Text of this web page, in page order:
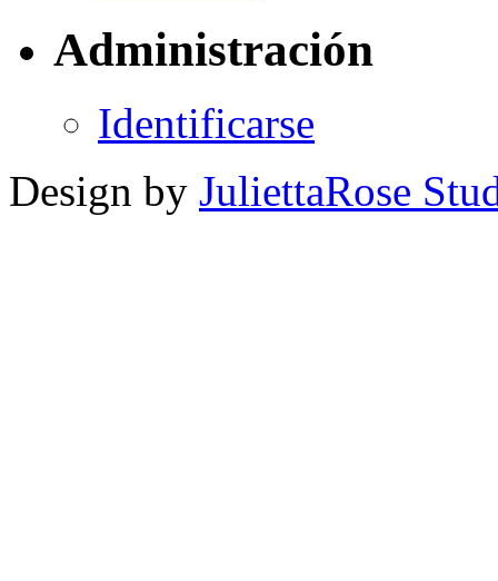
Administración
Identificarse
Design by JuliettaRose